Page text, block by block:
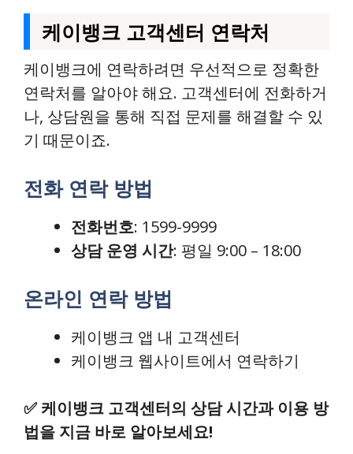
케이뱅크 고객센터 연락처
케이뱅크에 연락하려면 우선적으로 정확한
연락처를 알아야 해요. 고객센터에 전화하거
나, 상담원을 통해 직접 문제를 해결할 수 있
기 때문이죠.
전화 연락 방법
전화번호: 1599-9999
상담 운영 시간: 평일 9:00 – 18:00
온라인 연락 방법
케이뱅크 앱 내 고객센터
케이뱅크 웹사이트에서 연락하기
✅ 케이뱅크 고객센터의 상담 시간과 이용 방
법을 지금 바로 알아보세요!